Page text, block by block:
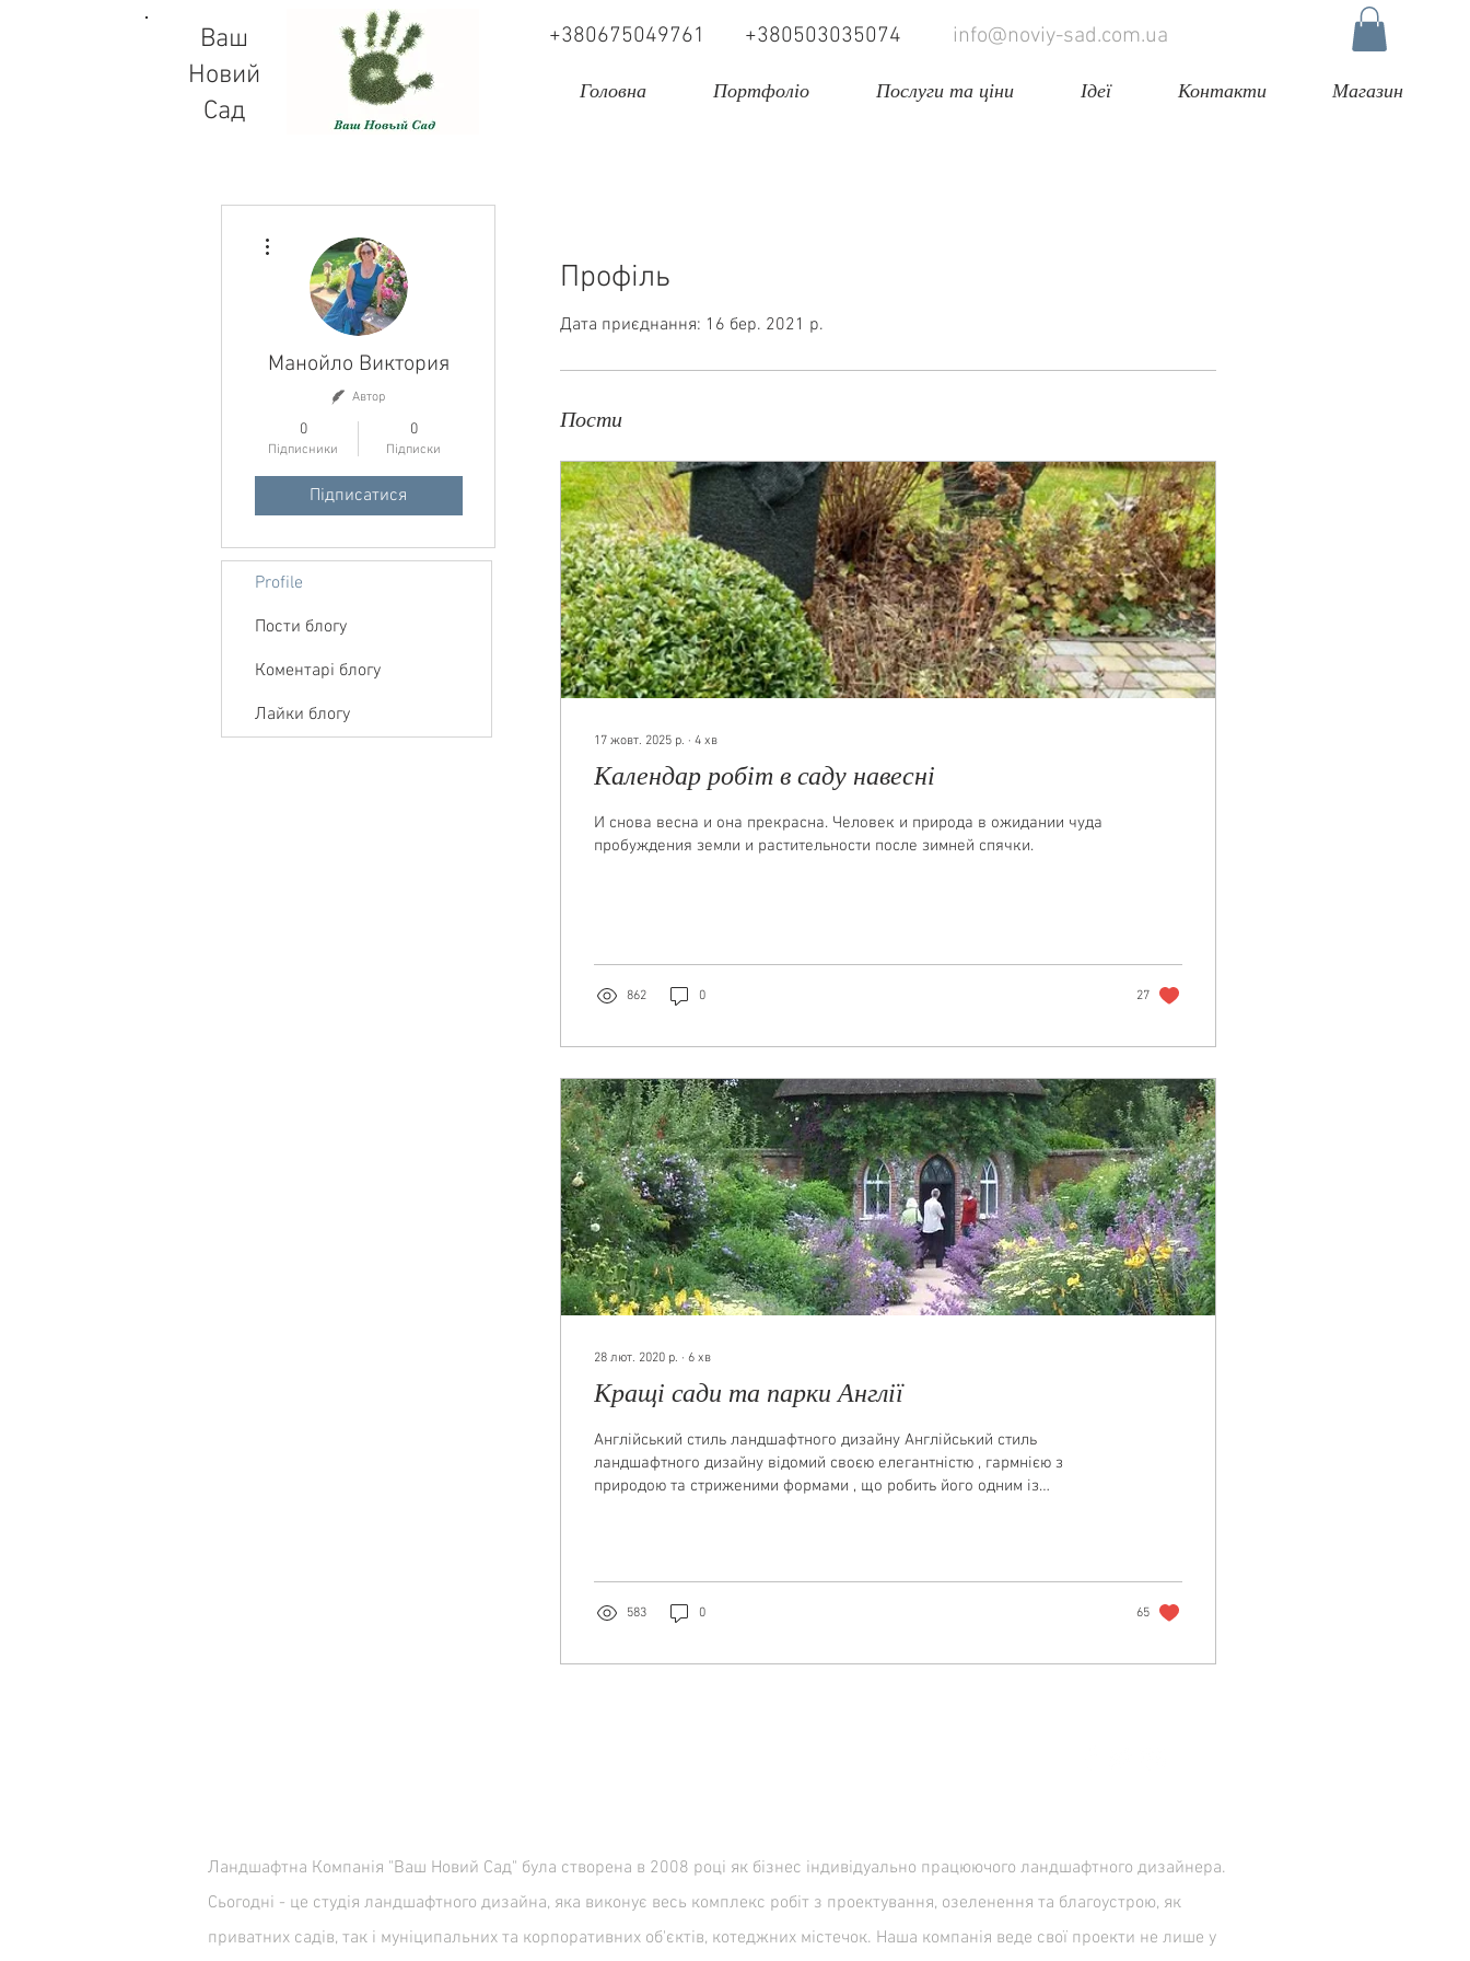
Ваш
Новий
Сад
Головна Портфоліо Послуги та ціни Ідеї Контакти Магазин
+380675049761 +380503035074 info@noviy-sad.com.ua
Профіль
Дата приєднання: 16 бер. 2021 р.
Пости
17 жовт. 2025 р. ∙ 4 хв
Календар робіт в саду навесні
И снова весна и она прекрасна. Человек и природа в ожидании чуда
пробуждения земли и растительности после зимней спячки.
862 0 27
28 лют. 2020 р. ∙ 6 хв
Кращі сади та парки Англії
Англійський стиль ландшафтного дизайну Англійський стиль
ландшафтного дизайну відомий своєю елегантністю , гармнією з
природою та стриженими формами , що робить його одним із
англійський стиль такий популярний у ландшафтному дизайні,
583 0 65
Манойло Виктория
Автор
0
Підписники
0
Підписки
Підписатися
Profile
Пости блогу
Коментарі блогу
Лайки блогу
Ландшафтна Компанія "Ваш Новий Сад" була створена в 2008 році як бізнес індивідуально працюючого ландшафтного дизайнера.
Сьогодні - це студія ландшафтного дизайна, яка виконує весь комплекс робіт з проектування, озеленення та благоустрою, як
приватних садів, так і муніципальних та корпоративних об'єктів, котеджних містечок. Наша компанія веде свої проекти не лише у